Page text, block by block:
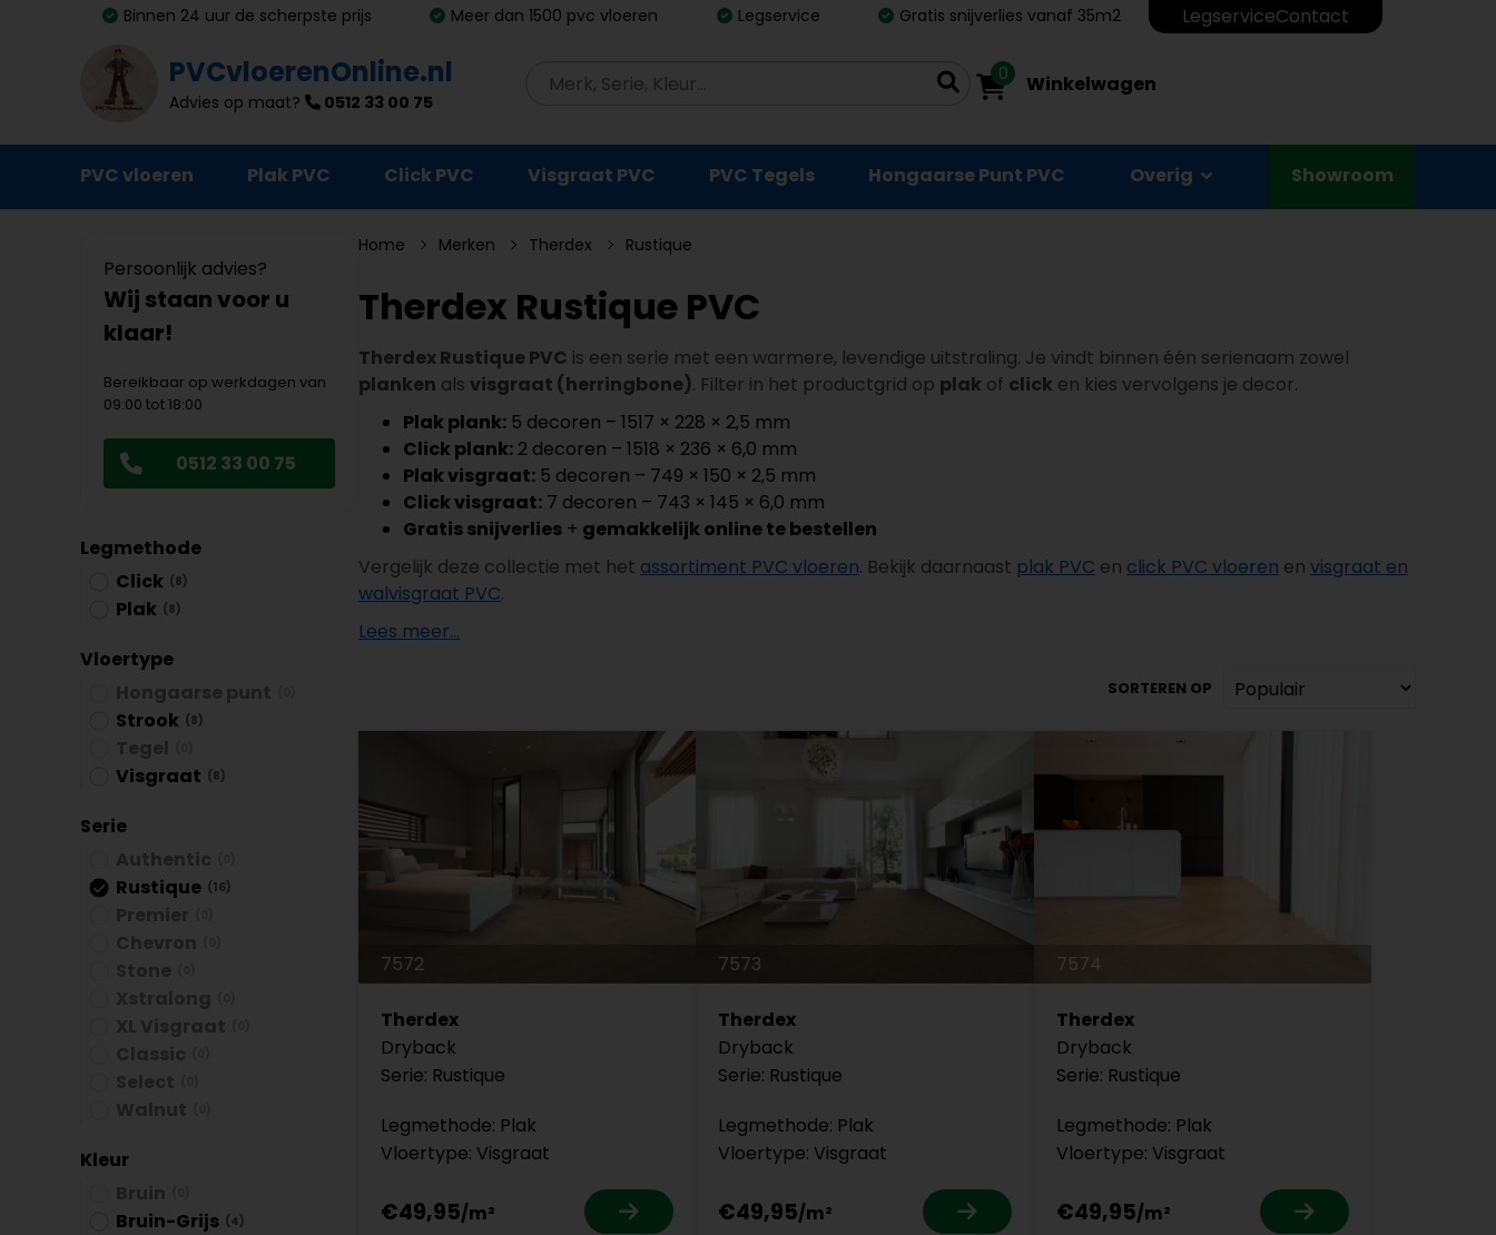
Binnen 24 uur de scherpste prijs Meer dan 1500 pvc vloeren Legservice Gratis snijverlies vanaf 35m2 LegserviceContact
PVCvloerenOnline.nl
Advies op maat? 0512 33 00 75
0 Winkelwagen
PVC vloeren Plak PVC Click PVC Visgraat PVC PVC Tegels Hongaarse Punt PVC Overig
Plinten
Deurmatten
Vloer- en trapprofielen
Schoonmaak en onderhoud
Traprenovatie
Showroom
Persoonlijk advies?
Wij staan voor u
klaar!
Bereikbaar op werkdagen van
09:00 tot 18:00
0512 33 00 75
Legmethode
Click (8)
Plak (8)
Vloertype
Strook (8)
Visgraat (8)
Serie
Rustique (16)
Kleur
Bruin-Grijs (4)
Home Merken Therdex Rustique
Therdex Rustique PVC
Therdex Rustique PVC is een serie met een warmere, levendige uitstraling. Je vindt binnen één serienaam zowel
planken als visgraat (herringbone). Filter in het productgrid op plak of click en kies vervolgens je decor.
Plak plank: 5 decoren – 1517 × 228 × 2,5 mm
Click plank: 2 decoren – 1518 × 236 × 6,0 mm
Plak visgraat: 5 decoren – 749 × 150 × 2,5 mm
Click visgraat: 7 decoren – 743 × 145 × 6,0 mm
Gratis snijverlies + gemakkelijk online te bestellen
Vergelijk deze collectie met het assortiment PVC vloeren. Bekijk daarnaast plak PVC en click PVC vloeren en visgraat en
walvisgraat PVC.
Lees meer...
SORTEREN OP
7572
Therdex
Dryback
Serie: Rustique
Legmethode: Plak
Vloertype: Visgraat
€49,95
7573
Therdex
Dryback
Serie: Rustique
Legmethode: Plak
Vloertype: Visgraat
€49,95
7574
Therdex
Dryback
Serie: Rustique
Legmethode: Plak
Vloertype: Visgraat
€49,95